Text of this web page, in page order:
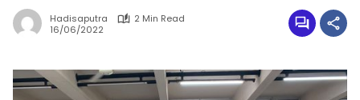
Hadisaputra
2 Min Read
16/06/2022